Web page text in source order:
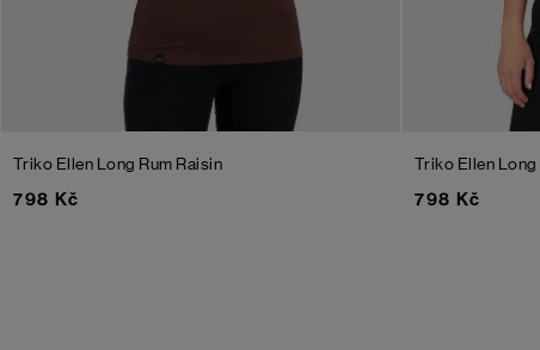
Triko Ellen Long Rum Raisin
798 Kč
Triko Ellen Long
798 Kč